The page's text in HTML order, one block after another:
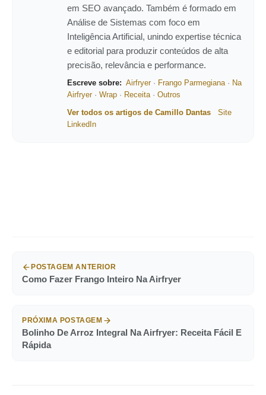
em SEO avançado. Também é formado em
Análise de Sistemas com foco em
Inteligência Artificial, unindo expertise técnica
e editorial para produzir conteúdos de alta
precisão, relevância e performance.
Escreve sobre: Airfryer· Frango Parmegiana· Na
Airfryer· Wrap · Receita· Outros
Ver todos os artigos de Camillo Dantas
Site
LinkedIn
POSTAGEM ANTERIOR
Como Fazer Frango Inteiro Na Airfryer
PRÓXIMA POSTAGEM
Bolinho De Arroz Integral Na Airfryer: Receita Fácil E
Rápida